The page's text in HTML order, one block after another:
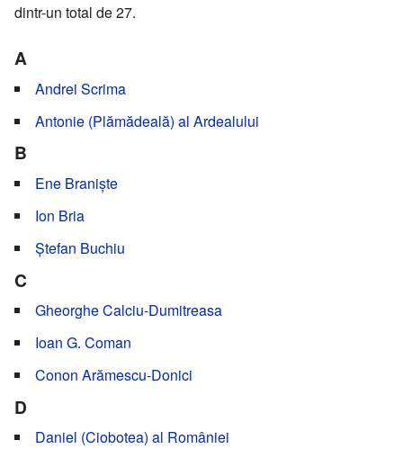
dintr-un total de 27.
A
Andrei Scrima
Antonie (Plămădeală) al Ardealului
B
Ene Braniște
Ion Bria
Ștefan Buchiu
C
Gheorghe Calciu-Dumitreasa
Ioan G. Coman
Conon Arămescu-Donici
D
Daniel (Ciobotea) al României